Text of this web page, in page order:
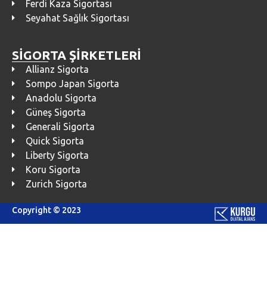
Ferdi Kaza Sigortası
Seyahat Sağlık Sigortası
SİGORTA ŞİRKETLERİ
Allianz Sigorta
Sompo Japan Sigorta
Anadolu Sigorta
Güneş Sigorta
Generali Sigorta
Quick Sigorta
Liberty Sigorta
Koru Sigorta
Zurich Sigorta
Copyright © 2023